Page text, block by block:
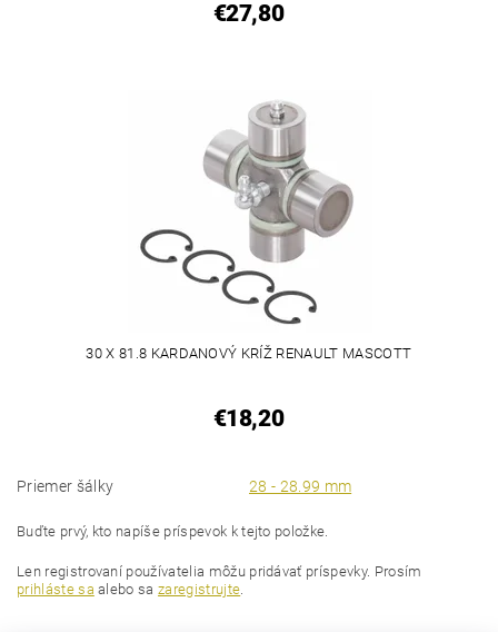
€27,80
30 X 81.8 KARDANOVÝ KRÍŽ RENAULT MASCOTT
€18,20
Priemer šálky 28 - 28.99 mm
Buďte prvý, kto napíše príspevok k tejto položke.
Len registrovaní používatelia môžu pridávať príspevky. Prosím
prihláste sa alebo sazaregistrujte